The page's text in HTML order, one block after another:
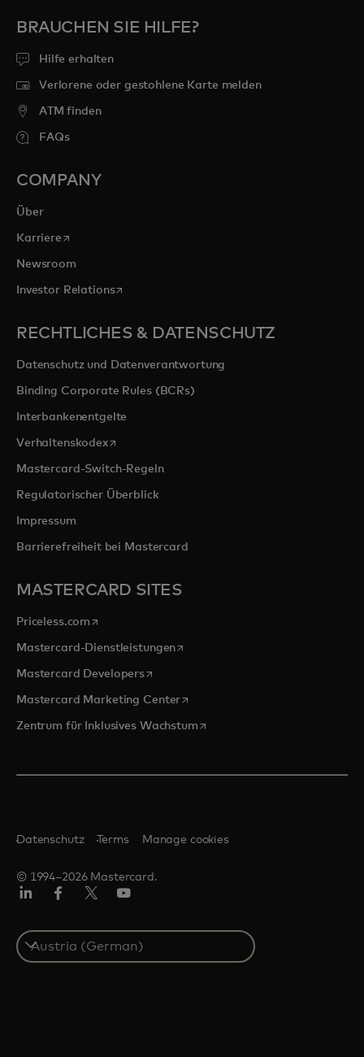
BRAUCHEN SIE HILFE?
Hilfe erhalten
Verlorene oder gestohlene Karte melden
ATM finden
FAQs
COMPANY
Über
Karrierewird in einer neuen Registerkarte geöffnet
Newsroom
Investor Relationswird in einer neuen Registerkarte geöffnet
RECHTLICHES & DATENSCHUTZ
Datenschutz und Datenverantwortung
Binding Corporate Rules (BCRs)
Interbankenentgelte
Verhaltenskodexwird in einer neuen Registerkarte geöffnet
Mastercard-Switch-Regeln
Regulatorischer Überblick
Impressum
Barrierefreiheit bei Mastercard
MASTERCARD SITES
Priceless.com wird in einer neuen Registerkarte geöffnet
Mastercard-Dienstleistungenwird in einer neuen Registerkarte
Mastercard Developerswird in einer neuen Registerkarte
Mastercard Marketing Centerwird in einer neuen
Zentrum für Inklusives Wachstumwird in einer neuen
© 1994–2026 Mastercard.
Datenschutz Terms Manage cookies
Select
a
country